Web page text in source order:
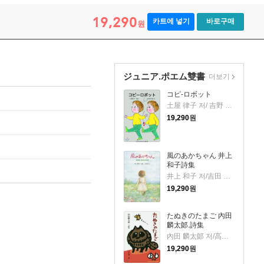
19,290원 카트에 넣기 바로구매
ジュニア.ポエム雙書
コピ-ロボット
土屋 律子 저/ 吉野 晃希男 그림
19,290원
風のあかちゃん 井上
和子詩集
井上 和子 저/吉田 瑠美 그림
19,290원
たぬきのたまご 內田
麟太郞.詩集
內田 麟太郞 저/高畑 純 그림
19,290원
더보기